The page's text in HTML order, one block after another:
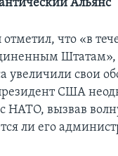
Альянс
что «в
Штатам»,
увеличили свои
США
НАТО, вызвав
ли его